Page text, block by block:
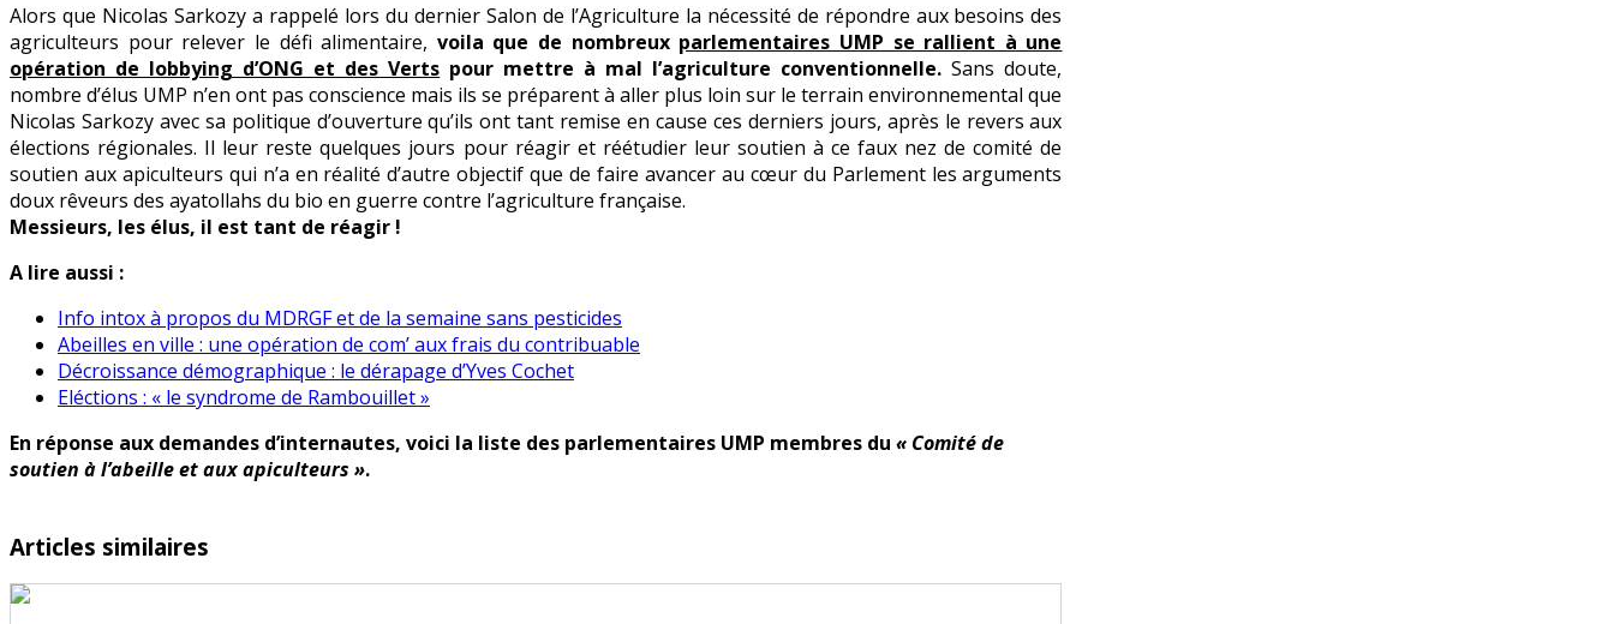
Alors que Nicolas Sarkozy a rappelé lors du dernier Salon de l’Agriculture la nécessité de répondre aux besoins des
agriculteurs pour relever le défi alimentaire, voila que de nombreux parlementaires UMP se rallient à une
opération de lobbying d’ONG et des Verts pour mettre à mal l’agriculture conventionnelle.Sans doute,
nombre d’élus UMP n’en ont pas conscience mais ils se préparent à aller plus loin sur le terrain environnemental que
Nicolas Sarkozy avec sa politique d’ouverture qu’ils ont tant remise en cause ces derniers jours, après le revers aux
élections régionales. Il leur reste quelques jours pour réagir et réétudier leur soutien à ce faux nez de comité de
soutien aux apiculteurs qui n’a en réalité d’autre objectif que de faire avancer au cœur du Parlement les arguments
doux rêveurs des ayatollahs du bio en guerre contre l’agriculture française.
Messieurs, les élus, il est tant de réagir !
A lire aussi :
Info intox à propos du MDRGF et de la semaine sans pesticides
Abeilles en ville : une opération de com’ aux frais du contribuable
Décroissance démographique : le dérapage d’Yves Cochet
Eléctions : « le syndrome de Rambouillet »
En réponse aux demandes d’internautes, voici la liste des parlementaires UMP membres du « Comité de
soutien à l’abeille et aux apiculteurs ».
Articles similaires